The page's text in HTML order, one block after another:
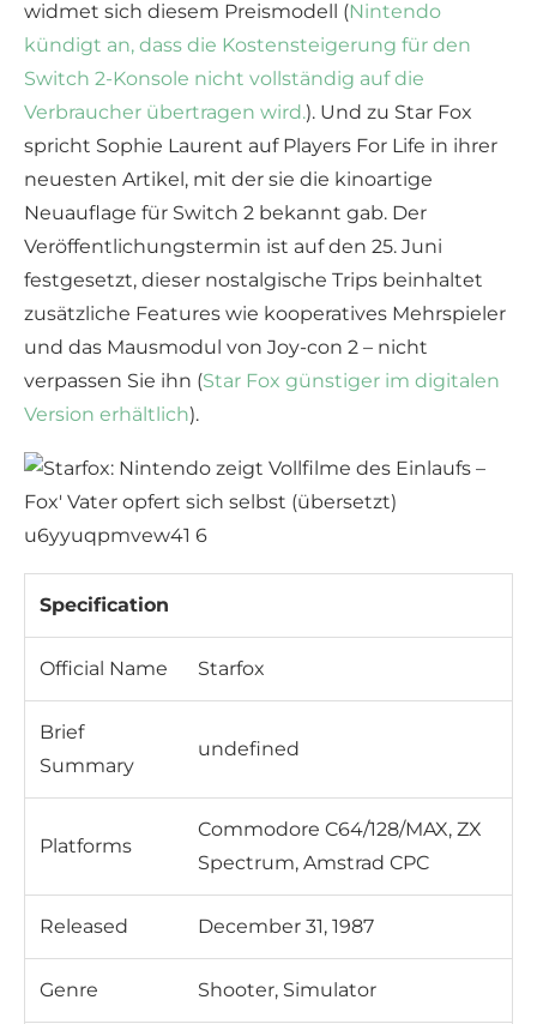
widmet sich diesem Preismodell (Nintendo
kündigt an, dass die Kostensteigerung für den
Switch 2-Konsole nicht vollständig auf die
Verbraucher übertragen wird.). Und zu Star Fox
spricht Sophie Laurent auf Players For Life in ihrer
neuesten Artikel, mit der sie die kinoartige
Neuauflage für Switch 2 bekannt gab. Der
Veröffentlichungstermin ist auf den 25. Juni
festgesetzt, dieser nostalgische Trips beinhaltet
zusätzliche Features wie kooperatives Mehrspieler
und das Mausmodul von Joy-con 2 – nicht
verpassen Sie ihn (Star Fox günstiger im digitalen
Version erhältlich).
Specification
Official Name Starfox
Brief
Summary
undefined
Platforms
Commodore C64/128/MAX, ZX
Spectrum, Amstrad CPC
Released December 31, 1987
Genre Shooter, Simulator